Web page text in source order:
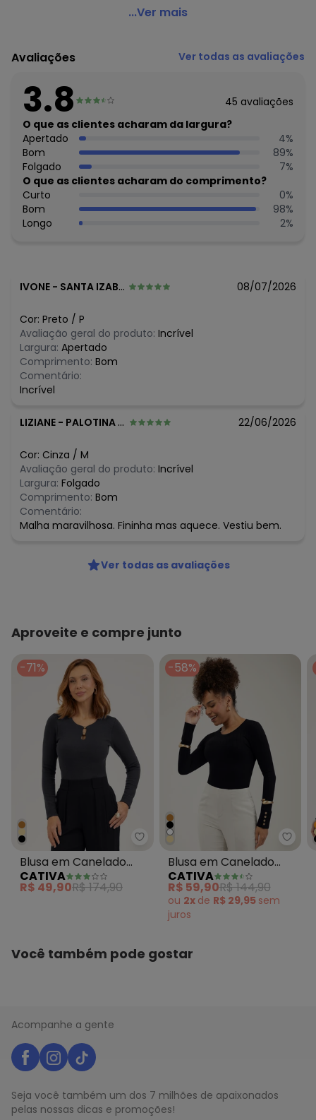
Cativa - Blusa em Canelado Preto
Comprimento da Manga: Longa
Decote Frente : U
80.959.513/0001-63
Feito: Brasil
Cuidados para conservação do produto: Lavar à Mão, Não
Alvejar, Não Secar em Tambor, Secar no Varal à Sombra,
Não Passar, Não Limpar à Seco.
Tecido: Viscose
Composição: 4% ELASTANO, 96% VISCOSE
Histórico de preços
O preço apresentado abaixo é o menor oferecido em
junho/2026 R$ 15,98
abril/2026
março/2026
fevereiro/2026
...Ver mais
Avaliações Ver todas as avaliações
3.8 45 avaliações
O que as clientes acharam da largura?
Apertado
4%
Bom
89%
Folgado
7%
O que as clientes acharam do comprimento?
Curto
0%
Bom
98%
Longo
2%
IVONE - SANTA IZABEL DO PARA - PA 08/07/2026
Cor: Preto / P
Avaliação geral do produto: Incrível
Largura: Apertado
Comprimento: Bom
Comentário:
Incrível
LIZIANE - PALOTINA - PR 22/06/2026
Cor: Cinza / M
Avaliação geral do produto: Incrível
Largura: Folgado
Comprimento: Bom
Comentário:
Malha maravilhosa. Fininha mas aquece. Vestiu bem.
Ver todas as avaliações
Aproveite e compre junto
-71%
Cativa - Blusa em
Blusa em Canelado
Preto
CATIVA
R$ 49,90R$ 174,90
-58%
Blusa em Canelado
Preto
CATIVA
R$ 59,90R$ 144,90
ou 2x de R$ 29,95 sem
juros
Você também pode gostar
Acompanhe a gente
Seja você também um dos 7 milhões de apaixonados
pelas nossas dicas e promoções!